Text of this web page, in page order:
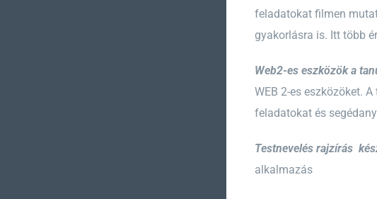
feladatokat filmen
gyakorlásra is. Itt több
Web2-es eszközök a
WEB 2-es eszközöket.
feladatokat és
Testnevelés rajzírás
alkalmazás